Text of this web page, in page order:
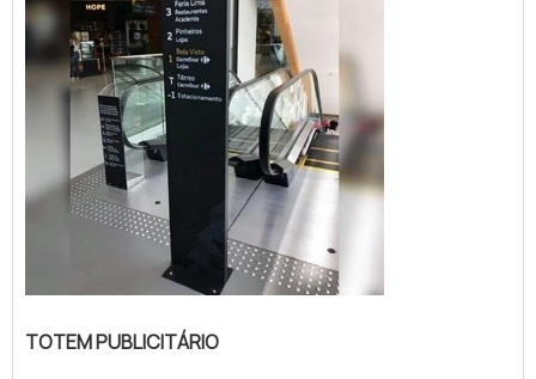
pelo cliente, aumentando as possibilidades
de aplicação. O...
TOTEM PUBLICITÁRIO